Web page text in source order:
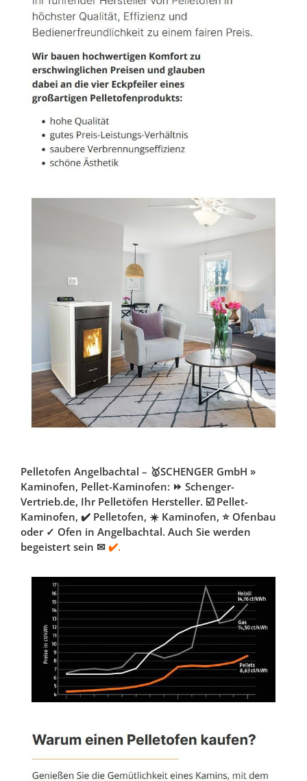
Pelletofen Angelbachtal – 🥇SCHENGER GmbH »
Kaminofen, Pellet-Kaminofen: ⏩ Schenger-
Vertrieb.de, Ihr Pelletöfen Hersteller. ☑️ Pellet-
Kaminofen, ✔️ Pelletofen, ☀️ Kaminofen, ⭐ Ofenbau
oder ✓ Ofen in Angelbachtal. Auch Sie werden
begeistert sein ✉ ✔️.